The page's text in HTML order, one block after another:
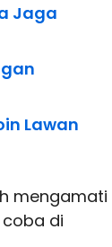
Jaga
Lawan
mengamati
di